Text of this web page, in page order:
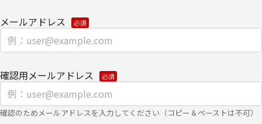
・上記利用目的を実施するために、適切な機密保持契約を締結した
業務委託先へ委託する場合
よびパートナー企業に提供する場合
個人情報を提供する場合は、ご提供頂いた個人情報の全ての項目に
ついて、電子的な伝送または紙面/電子媒体による搬送もしくは手
メールアドレス
確認用メールアドレス
確認のためメールアドレスを入力してください（コピー＆ペーストは不可）